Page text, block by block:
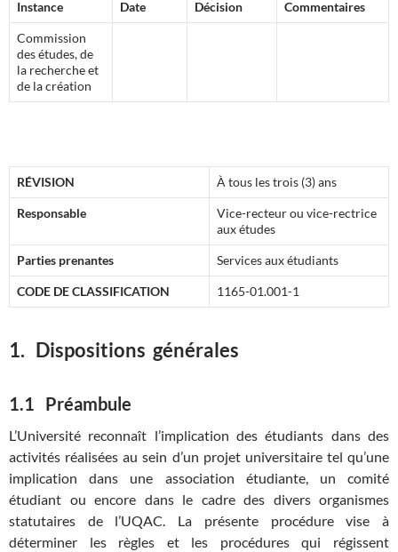
Instance Date Décision Commentaires
Commission
des études, de
la recherche et
de la création
RÉVISION À tous les trois (3) ans
Responsable
Vice-recteur ou vice-rectrice
aux études
Parties prenantes Services aux étudiants
CODE DE CLASSIFICATION 1165-01.001-1
1. Dispositions générales
1.1 Préambule
L’Université reconnaît l’implication des étudiants dans des
activités réalisées au sein d’un projet universitaire tel qu’une
implication dans une association étudiante, un comité
étudiant ou encore dans le cadre des divers organismes
statutaires de l’UQAC. La présente procédure vise à
déterminer les règles et les procédures qui régissent